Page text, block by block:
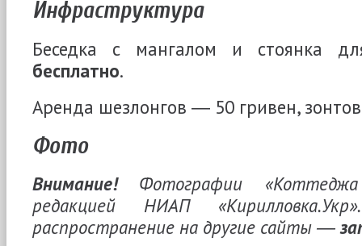
Инфраструктура
Беседка с мангалом и стоянка
бесплатно.
Аренда шезлонгов ― 50 гривен,
Фото
Внимание!Фотографии
редакцией НИАП
распространение на другие сайты ―